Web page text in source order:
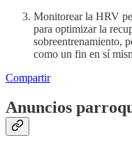
Monitorear la HRV
para optimizar la
sobreentrenamiento,
como un fin en sí
Compartir
Anuncios